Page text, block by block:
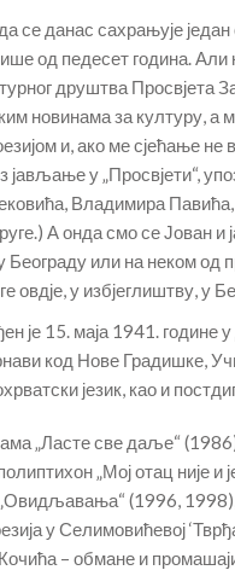
се данас сахрањује један
од педесет година.
друштва Просвјета
новинама за културу, а
и, ако ме сјећање
јављање у „Просвјети“,
Владимира
А онда смо се Јован и
или на неком од
овдје, у избјеглиштву, у
је 15. маја 1941.
код Нове Градишке,
језик, као и
„Ласте све даље“
„Мој отац није
(1996, 1998),
у Селимовићевој
– обмане и